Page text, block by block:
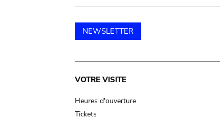
NEWSLETTER
Main
navigation
VOTRE VISITE
Heures d'ouverture
Tickets